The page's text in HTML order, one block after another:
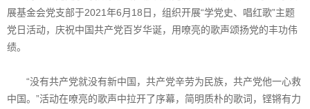
展基金会党支部于2021年6月18日，组织开展“学党史、唱红歌”主题
党日活动，庆祝中国共产党百岁华诞，用嘹亮的歌声颂扬党的丰功伟
绩。
“没有共产党就没有新中国，共产党辛劳为民族，共产党他一心救
中国。”活动在嘹亮的歌声中拉开了序幕，简明质朴的歌词，铿锵有力